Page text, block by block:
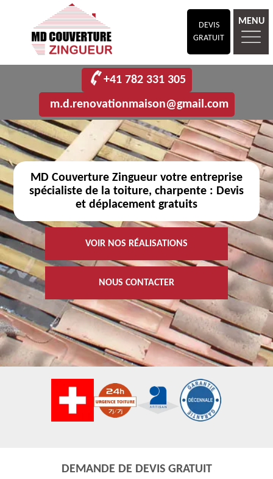
DEVIS
GRATUIT
MENU
+41 782 331 305
m.d.renovationmaison@gmail.com
MD Couverture Zingueur votre entreprise
spécialiste de la toiture, charpente : Devis
et déplacement gratuits
VOIR NOS RÉALISATIONS
NOUS CONTACTER
DEMANDE DE DEVIS GRATUIT